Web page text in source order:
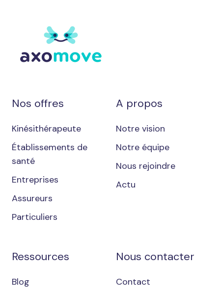
Nos offres
Kinésithérapeute
Établissements de
santé
Entreprises
Assureurs
Particuliers
A propos
Notre vision
Notre équipe
Nous rejoindre
Actu
Ressources
Blog
Nous contacter
Contact